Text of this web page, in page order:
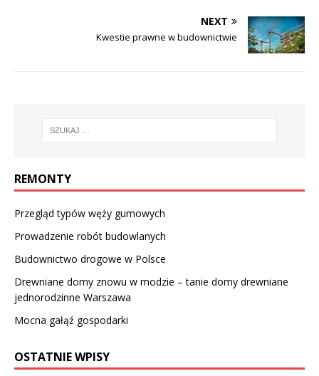
NEXT
Kwestie prawne w budownictwie
REMONTY
Przegląd typów węży gumowych
Prowadzenie robót budowlanych
Budownictwo drogowe w Polsce
Drewniane domy znowu w modzie – tanie domy drewniane
jednorodzinne Warszawa
Mocna gałąź gospodarki
OSTATNIE WPISY